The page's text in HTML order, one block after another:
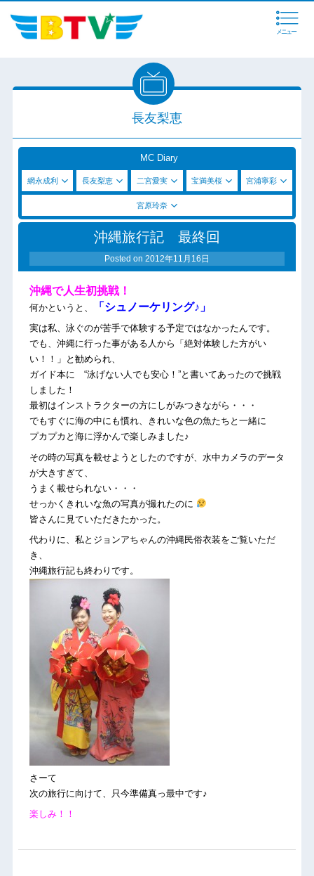
メニュー
長友梨恵
MC Diary
網永成利 長友梨恵 二宮愛実 宝満美桜 宮浦寧彩
宮原玲奈
沖縄旅行記 最終回
Posted on 2012年11月16日
沖縄で人生初挑戦！
何かというと、 「シュノーケリング♪」
実は私、泳ぐのが苦手で体験する予定ではなかったんです。
でも、沖縄に行った事がある人から「絶対体験した方がい
い！！」と勧められ、
ガイド本に “泳げない人でも安心！”と書いてあったので挑戦
しました！
最初はインストラクターの方にしがみつきながら・・・
でもすぐに海の中にも慣れ、きれいな色の魚たちと一緒に
プカプカと海に浮かんで楽しみました♪
その時の写真を載せようとしたのですが、水中カメラのデータ
が大きすぎて、
うまく載せられない・・・
せっかくきれいな魚の写真が撮れたのに
皆さんに見ていただきたかった。
代わりに、私とジョンアちゃんの沖縄民俗衣装をご覧いただ
き、
沖縄旅行記も終わりです。
さーて
次の旅行に向けて、只今準備真っ最中です♪
楽しみ！！